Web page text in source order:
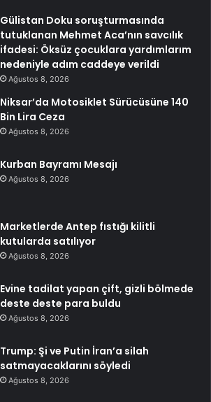
Gülistan Doku soruşturmasında
tutuklanan Mehmet Aca’nın savcılık
ifadesi: Öksüz çocuklara yardımlarım
nedeniyle adım caddeye verildi
Ağustos 8, 2026
Niksar’da Motosiklet Sürücüsüne 140
Bin Lira Ceza
Ağustos 8, 2026
Kurban Bayramı Mesajı
Ağustos 8, 2026
Marketlerde Antep fıstığı kilitli
kutularda satılıyor
Ağustos 8, 2026
Evine tadilat yapan çift, gizli bölmede
deste deste para buldu
Ağustos 8, 2026
Trump: Şi ve Putin İran’a silah
satmayacaklarını söyledi
Ağustos 8, 2026